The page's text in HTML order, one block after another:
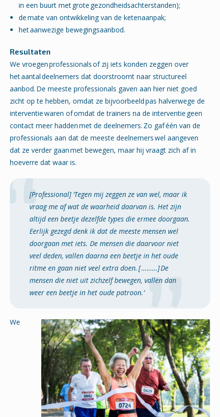
in een buurt metgrote gezondheidsachterstanden);
demate van ontwikkeling van de ketenaanpak;
hetaanwezige bewegingsaanbod.
Resultaten
We vroegen professionals of zij iets konden zeggen over
hetaantaldeelnemers dat doorstroomt naar structureel
aanbod. De meeste professionals gaven aan hier niet goed
zicht op te hebben, omdat ze bijvoorbeeld pas halverwege de
interventie waren of omdat de trainers na de interventie geen
contact meer hadden met de deelnemers. Zo gaf één van de
professionals aan dat de meeste deelnemers wel aangeven
dat ze verder gaan met bewegen, maar hij vraagt zich af in
hoeverre dat waar is.
[Professional] ‘Tegen mij zeggen ze van wel, maar ik
vraag me af wat de waarheid daarvan is. Het zijn
altijd een beetje dezelfde types die ermee doorgaan.
Eerlijk gezegd denk ik dat de meeste mensen wel
doorgaan met iets. De mensen die daarvoor niet
veel deden, vallen daarna een beetje in het oude
ritme en gaan niet veel extra doen. [………]De
mensen die niet uit zichzelf bewegen, vallen dan
weer een beetje in het oude patroon.’
We